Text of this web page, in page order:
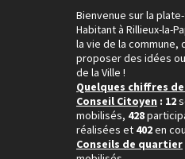
Bienvenue sur la
Habitant à Rillieux-la-
la vie de la
proposer des idées
de la Ville !
Quelques chiffres
Conseil Citoyen : 12
mobilisés, 428
réalisées et 402en
Conseils de quartier